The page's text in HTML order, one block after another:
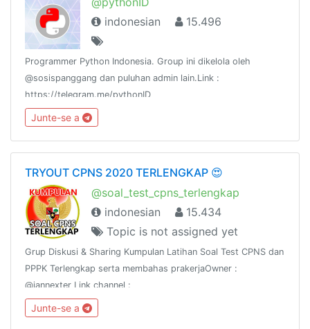
indonesian
15.496
Programmer Python Indonesia. Group ini dikelola oleh
@sosispanggang dan puluhan admin lain.Link :
https://telegram.me/pythonID
Junte-se a
TRYOUT CPNS 2020 TERLENGKAP 😍
@soal_test_cpns_terlengkap
indonesian
15.434
Topic is not assigned yet
Grup Diskusi & Sharing Kumpulan Latihan Soal Test CPNS dan
PPPK Terlengkap serta membahas prakerjaOwner :
@iannexter Link channel :
https://t.me/soalcpnsdanberitanyaWeb :
https://sscn.bkn.go.id dan prakerja.go.idWeb :
Junte-se a